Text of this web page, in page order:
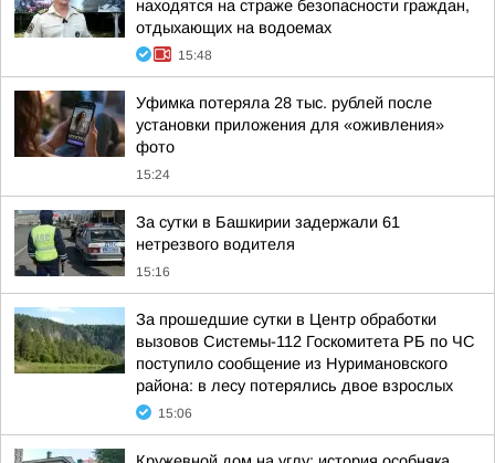
находятся на страже безопасности граждан,
отдыхающих на водоемах
15:48
Уфимка потеряла 28 тыс. рублей после
установки приложения для «оживления»
фото
15:24
За сутки в Башкирии задержали 61
нетрезвого водителя
15:16
За прошедшие сутки в Центр обработки
вызовов Системы-112 Госкомитета РБ по ЧС
поступило сообщение из Нуримановского
района: в лесу потерялись двое взрослых
15:06